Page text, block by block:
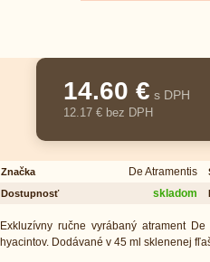
14.60 € s DPH
12.17 € bez DPH
Značka De Atramentis
Dostupnosť
skladom
Exkluzívny ručne vyrábaný atrament
hyacintov. Dodávané v 45 ml sklenenej